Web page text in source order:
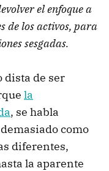
el enfoque a
de los activos, para
sesgadas.
dista de ser
la
, se habla
como
diferentes,
la aparente